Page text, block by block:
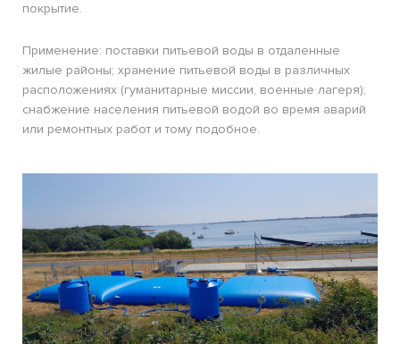
покрытие.
Применение: поставки питьевой воды в отдаленные
жилые районы; хранение питьевой воды в различных
расположениях (гуманитарные миссии, военные лагеря);
снабжение населения питьевой водой во время аварий
или ремонтных работ и тому подобное.